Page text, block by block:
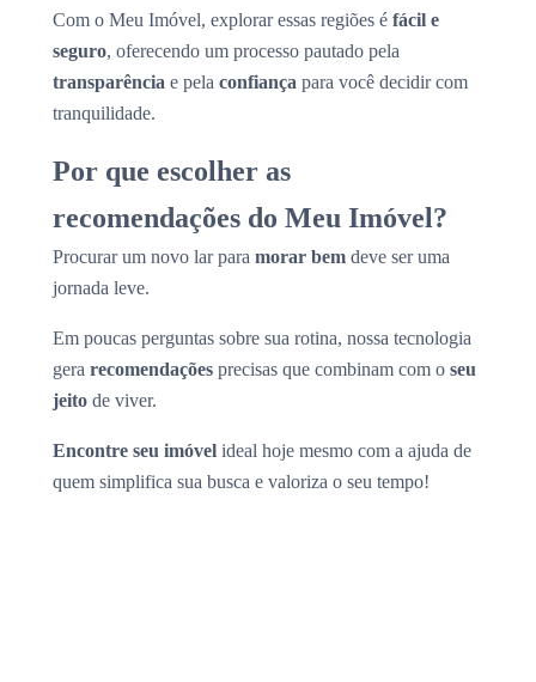
Com o Meu Imóvel, explorar essas regiões é fácil e
seguro, oferecendo um processo pautado pela
transparência e pela confiança para você decidir com
tranquilidade.
Por que escolher as
recomendações do Meu Imóvel?
Procurar um novo lar para morar bem deve ser uma
jornada leve.
Em poucas perguntas sobre sua rotina, nossa tecnologia
gera recomendações precisas que combinam com o seu
jeito de viver.
Encontre seu imóvel ideal hoje mesmo com a ajuda de
quem simplifica sua busca e valoriza o seu tempo!